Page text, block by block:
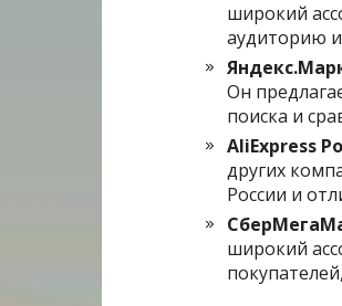
широкий
аудиторию
Он
поиска и
AliExpress
других
России и
широкий